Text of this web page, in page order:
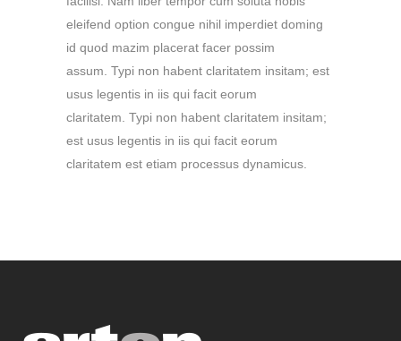
eleifend option congue nihil imperdiet doming
id quod mazim placerat facer possim
assum. Typi non habent claritatem insitam; est
usus legentis in iis qui facit eorum
claritatem. Typi non habent claritatem insitam;
est usus legentis in iis qui facit eorum
claritatem est etiam processus dynamicus.